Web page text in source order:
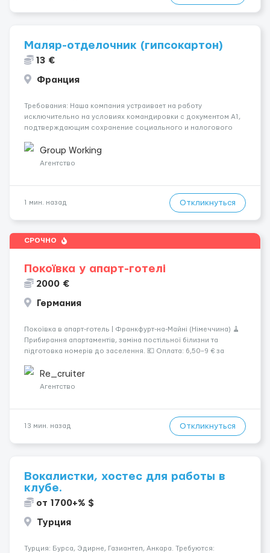
Маляр-отделочник (гипсокартон)
13 €
Франция
Требования: Наша компания устраивает на работу
исключительно на условиях командировки с документом A1,
подтверждающим сохранение социального и налогового
A1 могут получить граждане стран с упрощенным доступом к
рынку труда ЕС (Укра...
Group Working
Агентство
1 мин. назад Откликнуться
СРОЧНО
Покоївка у апарт-готелі
2000 €
Германия
Покоївка в апарт-готель | Франкфурт-на-Майні (Німеччина) 🧹
Прибирання апартаментів, заміна постільної білизни та
підготовка номерів до заселення. 💶 Оплата: 6,50–9 € за
близько 2000 € на місяць (після вирахув...
Re_cruiter
Агентство
13 мин. назад Откликнуться
Вокалистки, хостес для работы в
клубе.
от 1700+% $
Турция
Турция: Бурса, Эдирне, Газиантеп, Анкара. Требуются: